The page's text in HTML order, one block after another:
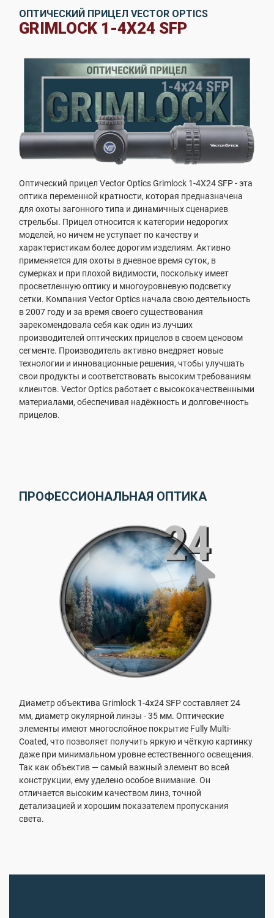
ОПТИЧЕСКИЙ ПРИЦЕЛ VECTOR OPTICS
GRIMLOCK 1-4X24 SFP
Оптический прицел Vector Optics Grimlock 1-4X24 SFP - эта
оптика переменной кратности, которая предназначена
для охоты загонного типа и динамичных сценариев
стрельбы. Прицел относится к категории недорогих
моделей, но ничем не уступает по качеству и
характеристикам более дорогим изделиям. Активно
применяется для охоты в дневное время суток, в
сумерках и при плохой видимости, поскольку имеет
просветленную оптику и многоуровневую подсветку
сетки. Компания Vector Optics начала свою деятельность
в 2007 году и за время своего существования
зарекомендовала себя как один из лучших
производителей оптических прицелов в своем ценовом
сегменте. Производитель активно внедряет новые
технологии и инновационные решения, чтобы улучшать
свои продукты и соответствовать высоким требованиям
клиентов. Vector Optics работает с высококачественными
материалами, обеспечивая надёжность и долговечность
прицелов.
ПРОФЕССИОНАЛЬНАЯ ОПТИКА
Диаметр объектива Grimlock 1-4x24 SFP составляет 24
мм, диаметр окулярной линзы - 35 мм. Оптические
элементы имеют многослойное покрытие Fully Multi-
Coated, что позволяет получить яркую и чёткую картинку
даже при минимальном уровне естественного освещения.
Так как объектив — самый важный элемент во всей
конструкции, ему уделено особое внимание. Он
отличается высоким качеством линз, точной
детализацией и хорошим показателем пропускания
света.